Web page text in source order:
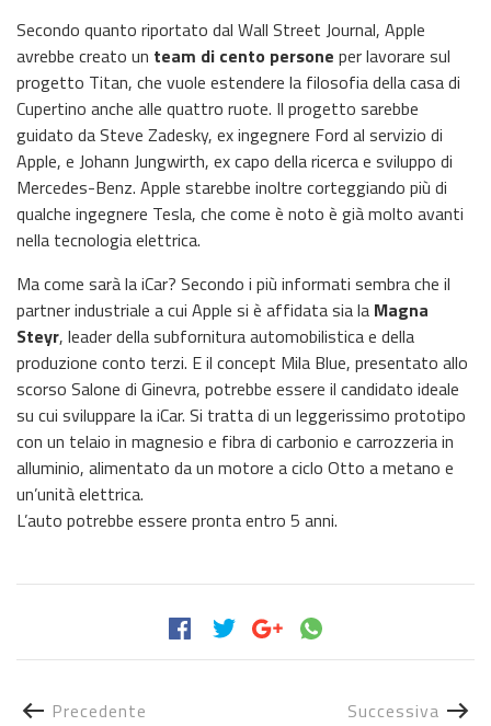
Secondo quanto riportato dal Wall Street Journal, Apple
avrebbe creato un team di cento persone per lavorare sul
progetto Titan, che vuole estendere la filosofia della casa di
Cupertino anche alle quattro ruote. Il progetto sarebbe
guidato da Steve Zadesky, ex ingegnere Ford al servizio di
Apple, e Johann Jungwirth, ex capo della ricerca e sviluppo di
Mercedes-Benz. Apple starebbe inoltre corteggiando più di
qualche ingegnere Tesla, che come è noto è già molto avanti
nella tecnologia elettrica.
Ma come sarà la iCar? Secondo i più informati sembra che il
partner industriale a cui Apple si è affidata sia la Magna
Steyr, leader della subfornitura automobilistica e della
produzione conto terzi. E il concept Mila Blue, presentato allo
scorso Salone di Ginevra, potrebbe essere il candidato ideale
su cui sviluppare la iCar. Si tratta di un leggerissimo prototipo
con un telaio in magnesio e fibra di carbonio e carrozzeria in
alluminio, alimentato da un motore a ciclo Otto a metano e
un’unità elettrica.
L’auto potrebbe essere pronta entro 5 anni.
Precedente Successiva